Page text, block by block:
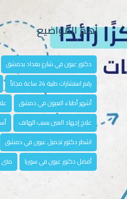
أهم المواضيع
دكتور عيون في شارع بغداد بدمشق
رقم استشارات طبية 24 ساعة مجاناً
أشهر أطباء العيون في دمشق
علاج إجهاد العين بسبب الهاتف
اشطر دكتور تجميل عيون في دمشق
أفضل دكتور عيون في سوريا
متى